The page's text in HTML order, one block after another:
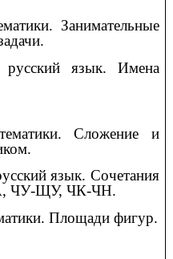
Занимательные
язык. Имена
Сложение и
язык. Сочетания
ЩУ, ЧК-ЧН.
Площади фигур.